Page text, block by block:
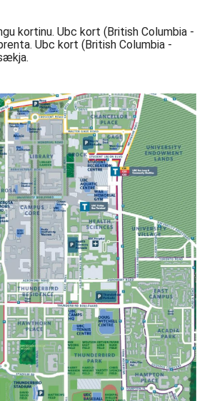
kortinu. Ubc kort (British Columbia -
Ubc kort (British Columbia -